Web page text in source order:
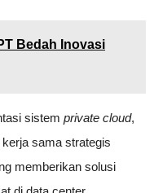
Bedah Inovasi
sistem private cloud,
sama strategis
memberikan solusi